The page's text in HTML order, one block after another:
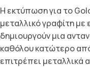
Η εκτύπωση για το
μεταλλικό γραφίτη με
δημιουργούν μια
καθόλου κατώτερο
επιτρέπει μεταλλικά